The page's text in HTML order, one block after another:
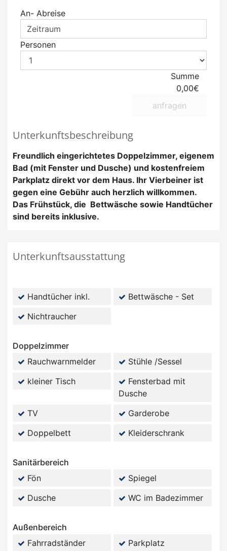
An- Abreise
Personen
Summe
0,00€
anfragen
Unterkunftsbeschreibung
Freundlich eingerichtetes Doppelzimmer, eigenem
Bad (mit Fenster und Dusche) und kostenfreiem
Parkplatz direkt vor dem Haus. Ihr Vierbeiner ist
gegen eine Gebühr auch herzlich willkommen.
Das Frühstück, die Bettwäsche sowie Handtücher
sind bereits inklusive.
Unterkunftsausstattung
Handtücher inkl.
Bettwäsche - Set
Nichtraucher
Doppelzimmer
Rauchwarnmelder
Stühle /Sessel
kleiner Tisch
Fensterbad mit
Dusche
TV
Garderobe
Doppelbett
Kleiderschrank
Sanitärbereich
Fön
Spiegel
Dusche
WC im Badezimmer
Außenbereich
Fahrradständer
Parkplatz